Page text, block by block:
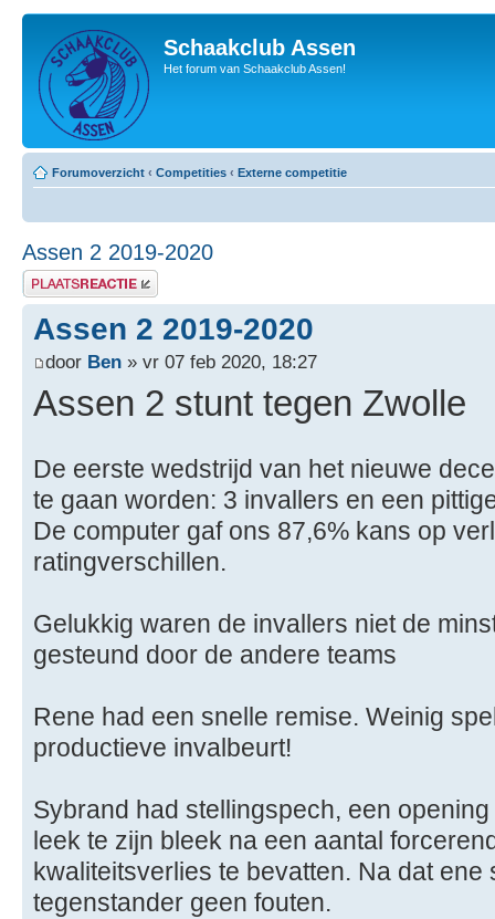
Schaakclub Assen
Het forum van Schaakclub Assen!
Forumoverzicht ‹ Competities ‹ Externe competitie
Assen 2 2019-2020
Plaats een reactie
Assen 2 2019-2020
door Ben » vr 07 feb 2020, 18:27
Assen 2 stunt tegen Zwolle
De eerste wedstrijd van het nieuwe
te gaan worden: 3 invallers en een
De computer gaf ons 87,6% kans op
ratingverschillen.
Gelukkig waren de invallers niet de
gesteund door de andere teams
Rene had een snelle remise. Weinig
productieve invalbeurt!
Sybrand had stellingspech, een
leek te zijn bleek na een aantal
kwaliteitsverlies te bevatten. Na dat
tegenstander geen fouten.